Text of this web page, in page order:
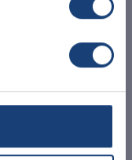
e comunica
cagionato a
comporta: meno
aggiuntiva,
Claudio ottiene il
suo furgone.
soddisfatto sia
in fase